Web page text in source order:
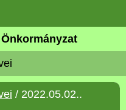
/ 2022.05.02..